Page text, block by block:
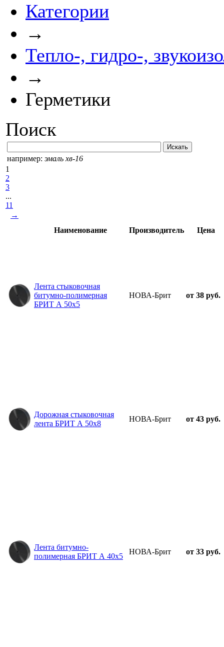
Категории
→
Тепло-, гидро-,
→
Герметики
Поиск
например: эмаль хв-16
1
2
3
...
11
→
Наименование
Производитель Цена
Лента стыковочная
битумно-полимерная
БРИТ А 50х5
НОВА-Брит от 38 руб.
Дорожная стыковочная
лента БРИТ А 50х8
НОВА-Брит от 43 руб.
Лента битумно-
полимерная БРИТ А 40х5
НОВА-Брит от 33 руб.